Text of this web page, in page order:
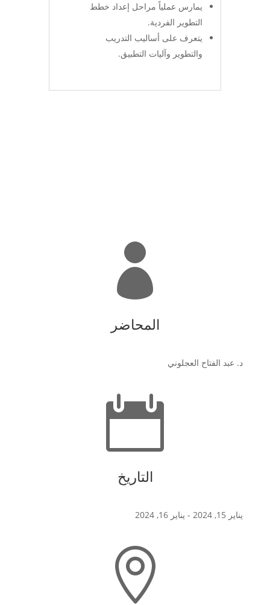
يمارس عملياً مراحل إعداد خطط
التطوير الفردية.
يتعرف على أساليب التدريب
والتطوير وآليات التطبيق.

المحاضر
د. عبد الفتاح العجلوني

التاريخ
يناير 15, 2024 - يناير 16, 2024
